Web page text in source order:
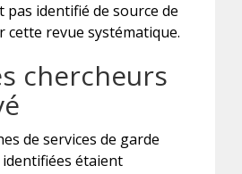
identifié de source de
cette revue systématique.
chercheurs
de services de garde
étaient